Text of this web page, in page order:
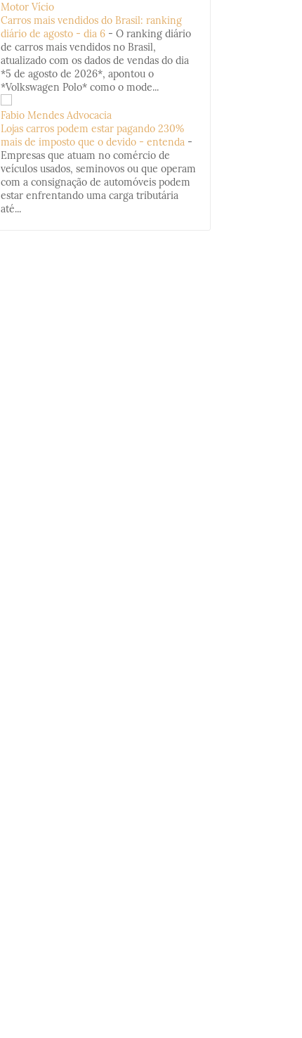
Motor Vício
Carros mais vendidos do Brasil: ranking
diário de agosto - dia 6 - O ranking diário
de carros mais vendidos no Brasil,
atualizado com os dados de vendas do dia
*5 de agosto de 2026*, apontou o
*Volkswagen Polo* como o mode...
Fabio Mendes Advocacia
Lojas carros podem estar pagando 230%
mais de imposto que o devido - entenda -
Empresas que atuam no comércio de
veículos usados, seminovos ou que operam
com a consignação de automóveis podem
estar enfrentando uma carga tributária
até...